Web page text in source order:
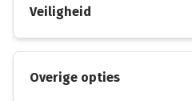
Veiligheid
Overige opties